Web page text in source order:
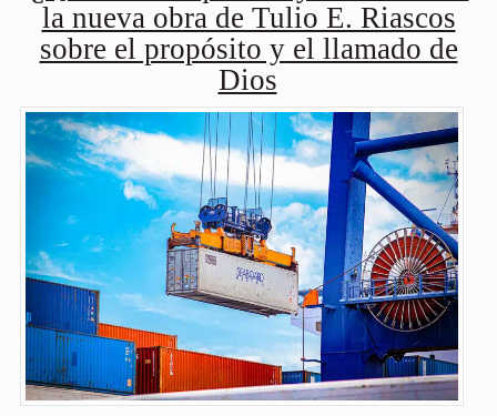
la nueva obra de Tulio E. Riascos
sobre el propósito y el llamado de
Dios